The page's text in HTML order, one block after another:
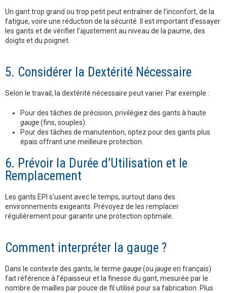
Un gant trop grand ou trop petit peut entraîner de l’inconfort, de la
fatigue, voire une réduction de la sécurité. Il est important d’essayer
les gants et de vérifier l’ajustement au niveau de la paume, des
doigts et du poignet.
5. Considérer la Dextérité Nécessaire
Selon le travail, la dextérité nécessaire peut varier. Par exemple :
Pour des tâches de précision, privilégiez des gants à haute
gauge(fins, souples).
Pour des tâches de manutention, optez pour des gants plus
épais offrant une meilleure protection.
6. Prévoir la Durée d’Utilisation et le
Remplacement
Les gants EPI s’usent avec le temps, surtout dans des
environnements exigeants. Prévoyez de les remplacer
régulièrement pour garantir une protection optimale.
Comment interpréter la gauge ?
Dans le contexte des gants, le terme gauge(ou jaugeen français)
fait référence à l’épaisseur et la finesse du gant, mesurée par le
nombre de mailles par pouce de fil utilisé pour sa fabrication. Plus